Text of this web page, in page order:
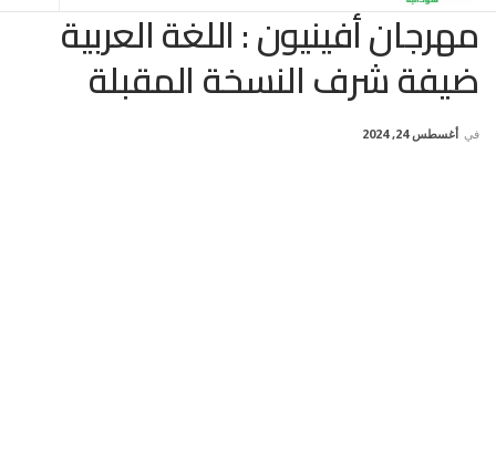
مهرجان أفينيون : اللغة العربية
ضيفة شرف النسخة المقبلة
في أغسطس 24, 2024